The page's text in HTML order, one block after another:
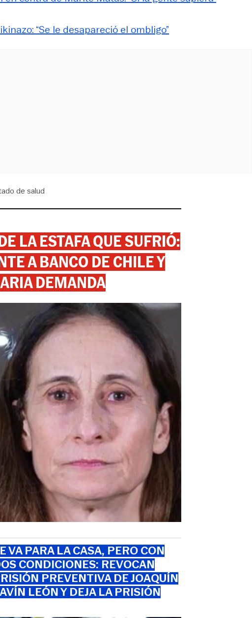
“Se le desapareció el ombligo”
de salud
LA ESTAFA QUE SUFRIÓ:
A BANCO DE CHILE Y
DEMANDA
VA PARA LA CASA, PERO CON
CONDICIONES: REVOCAN
PREVENTIVA DE JOAQUÍN
LEÓN Y DEJA LA PRISIÓN